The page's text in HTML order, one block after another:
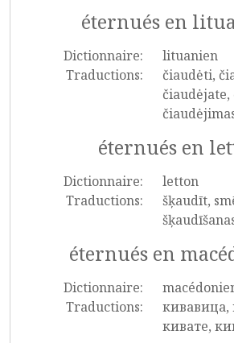
éternués en
Dictionnaire:
lituanien
Traductions:
čiaudėti,
éternués en
Dictionnaire:
letton
Traductions:
šķaudīt,
éternués en
Dictionnaire:
Traductions:
кивавица,
кивате,